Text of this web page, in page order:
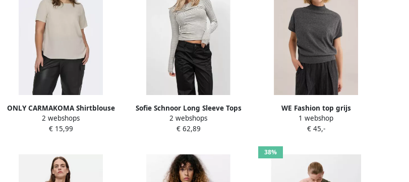
ONLY CARMAKOMA Shirtblouse
CARVICA SS TOP WVN NOOS
2 webshops
€ 15,99
Sofie Schnoor Long Sleeve Tops
Gray Dames
2 webshops
€ 62,89
WE Fashion top grijs
1 webshop
€ 45,-
38%